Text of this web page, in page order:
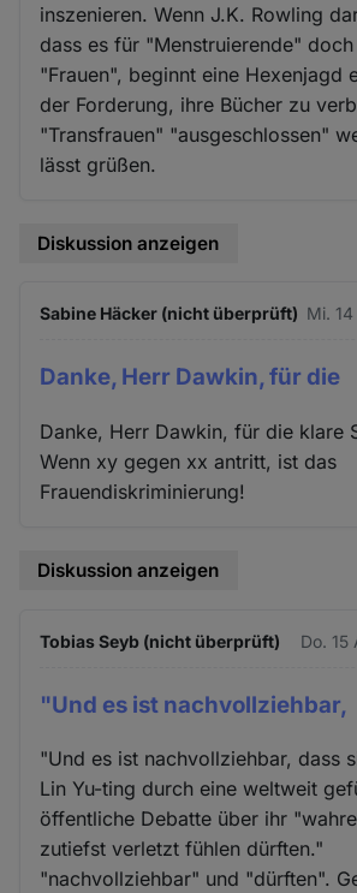
inszenieren. Wenn J.K. Rowling
dass es für "Menstruierende"
"Frauen", beginnt eine Hexenjagd
der Forderung, ihre Bücher zu
"Transfrauen" "ausgeschlossen"
lässt grüßen.
Diskussion anzeigen
Sabine Häcker (nicht überprüft) Mi.
Danke, Herr Dawkin, für die
Danke, Herr Dawkin, für die klare
Wenn xy gegen xx antritt, ist das
Frauendiskriminierung!
Diskussion anzeigen
Tobias Seyb (nicht überprüft) Do.
"Und es ist nachvollziehbar,
"Und es ist nachvollziehbar, dass
Lin Yu-ting durch eine weltweit
öffentliche Debatte über ihr
zutiefst verletzt fühlen dürften."
"nachvollziehbar" und "dürften".